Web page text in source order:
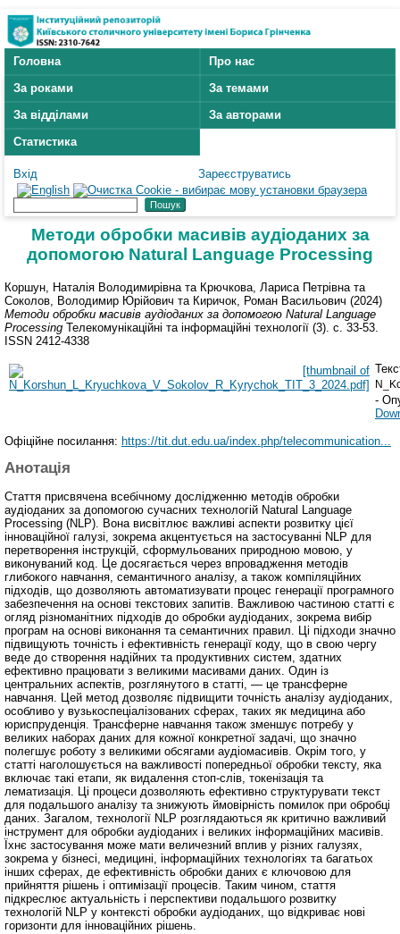
Головна
Про нас
За роками
За темами
За відділами
За авторами
Статистика
Вхід Зареєструватись
Методи обробки масивів аудіоданих за
допомогою Natural Language Processing
Коршун, Наталія Володимирівна та Крючкова, Лариса Петрівна та
Соколов, Володимир Юрійович та Киричок, Роман Васильович (2024)
Методи обробки масивів аудіоданих за допомогою Natural Language
Processing Телекомунікаційні та інформаційні технології (3). с. 33-53.
ISSN 2412-4338
-
Офіційне посилання: https://tit.dut.edu.ua/index.php/telecommunication...
Анотація
Стаття присвячена всебічному дослідженню методів обробки
аудіоданих за допомогою сучасних технологій Natural Language
Processing (NLP). Вона висвітлює важливі аспекти розвитку цієї
інноваційної галузі, зокрема акцентується на застосуванні NLP для
перетворення інструкцій, сформульованих природною мовою, у
виконуваний код. Це досягається через впровадження методів
глибокого навчання, семантичного аналізу, а також компіляційних
підходів, що дозволяють автоматизувати процес генерації програмного
забезпечення на основі текстових запитів. Важливою частиною статті є
огляд різноманітних підходів до обробки аудіоданих, зокрема вибір
програм на основі виконання та семантичних правил. Ці підходи значно
підвищують точність і ефективність генерації коду, що в свою чергу
веде до створення надійних та продуктивних систем, здатних
ефективно працювати з великими масивами даних. Один із
центральних аспектів, розглянутого в статті, — це трансферне
навчання. Цей метод дозволяє підвищити точність аналізу аудіоданих,
особливо у вузькоспеціалізованих сферах, таких як медицина або
юриспруденція. Трансферне навчання також зменшує потребу у
великих наборах даних для кожної конкретної задачі, що значно
полегшує роботу з великими обсягами аудіомасивів. Окрім того, у
статті наголошується на важливості попередньої обробки тексту, яка
включає такі етапи, як видалення стоп-слів, токенізація та
лематизація. Ці процеси дозволяють ефективно структурувати текст
для подальшого аналізу та знижують ймовірність помилок при обробці
даних. Загалом, технології NLP розглядаються як критично важливий
інструмент для обробки аудіоданих і великих інформаційних масивів.
Їхнє застосування може мати величезний вплив у різних галузях,
зокрема у бізнесі, медицині, інформаційних технологіях та багатьох
інших сферах, де ефективність обробки даних є ключовою для
прийняття рішень і оптимізації процесів. Таким чином, стаття
підкреслює актуальність і перспективи подальшого розвитку
технологій NLP у контексті обробки аудіоданих, що відкриває нові
горизонти для інноваційних рішень.